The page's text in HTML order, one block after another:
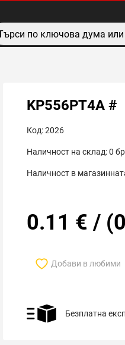
KP556РТ4А #
Код:2026
Наличност на склад:0
Наличност в
0.11 € / (
Добави в любими
Безплатна